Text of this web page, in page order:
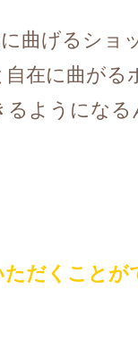
曲げるショ
在に曲がる
るようになる
だくことが